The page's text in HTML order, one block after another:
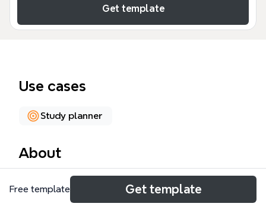
Get template
Use cases
Study planner
About
この「英語学習」マインドマップは、60のノードで
構成された英語学習の総合テンプレートです。学習者
Free template Get template